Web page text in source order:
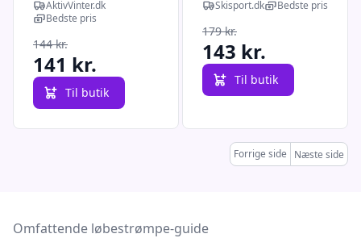
løbestrømper,
AktivVinter.dk
Bedste pris
144 kr.
141 kr.
Til butik
Skisport.dk Bedste pris
179 kr.
143 kr.
Til butik
Forrige side Næste side
Omfattende løbestrømpe-guide